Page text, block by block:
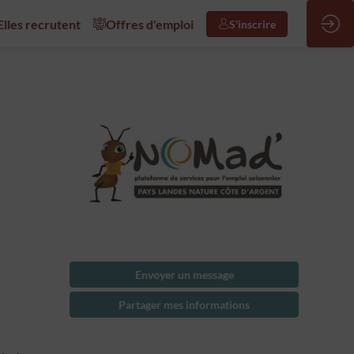
recrutent Offres d'emploi S'inscrire
Envoyer un message
Partager mes informations